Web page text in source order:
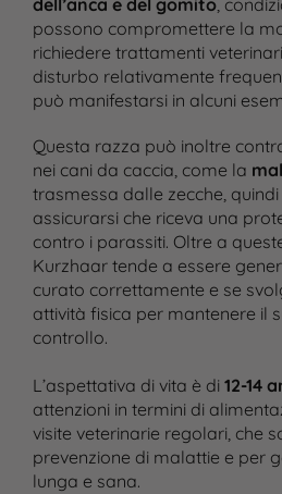
dell’anca e del gomito,
possono compromettere la
richiedere trattamenti
disturbo relativamente
può manifestarsi in alcuni
Questa razza può inoltre
nei cani da caccia, come la
trasmessa dalle zecche,
assicurarsi che riceva una
contro i parassiti. Oltre a
Kurzhaar tende a essere
curato correttamente e se
attività fisica per mantenere il
controllo.
L’aspettativa di vita è di 12-14
attenzioni in termini di
visite veterinarie regolari, che
prevenzione di malattie e per
lunga e sana.